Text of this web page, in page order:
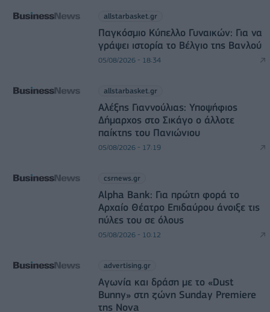
allstarbasket.gr
Παγκόσμιο Κύπελλο Γυναικών: Για να
γράψει ιστορία το Βέλγιο της Βανλού
05/08/2026 - 18:34
allstarbasket.gr
Αλέξης Γιαννούλιας: Υποψήφιος
Δήμαρχος στο Σικάγο ο άλλοτε
παίκτης του Πανιώνιου
05/08/2026 - 17:19
csrnews.gr
Alpha Bank: Για πρώτη φορά το
Αρχαίο Θέατρο Επιδαύρου άνοιξε τις
πύλες του σε όλους
05/08/2026 - 10:12
advertising.gr
Αγωνία και δράση με το «Dust
Bunny» στη ζώνη Sunday Premiere
της Nova